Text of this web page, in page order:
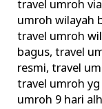
travel umroh
umroh wilayah
travel umroh
bagus,travel
resmi,travel
travel umroh
umroh 9 hari